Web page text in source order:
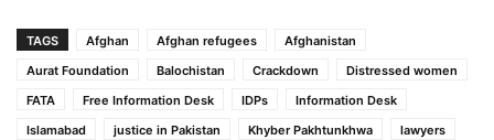
TAGS Afghan Afghan refugees
Afghanistan
Aurat Foundation
Balochistan Crackdown
Distressed women
FATA
Free Information Desk IDPs
Information Desk
Islamabad
justice in Pakistan Khyber Pakhtunkhwa
lawyers